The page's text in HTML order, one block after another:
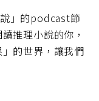
」的podcast節
推理小說的你，
的世界，讓我們